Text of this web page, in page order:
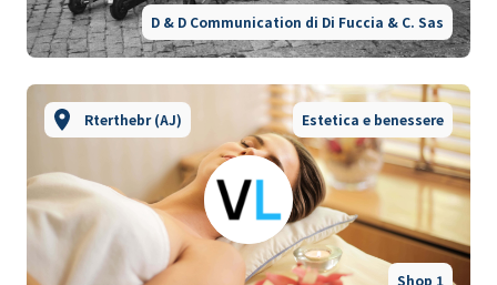
D & D Communication di Di Fuccia & C. Sas
Rterthebr (AJ) Estetica e benessere
Shop 1